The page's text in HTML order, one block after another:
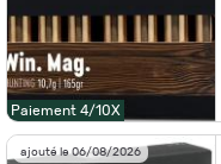
Paiement 4/10X
ajouté le 06/08/2026